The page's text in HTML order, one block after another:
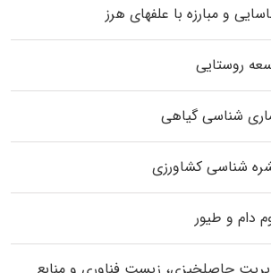
و مبارزه با علفهای هرز
روستایی
شناسی گیاهی
شناسی کشاورزی
دام و طیور